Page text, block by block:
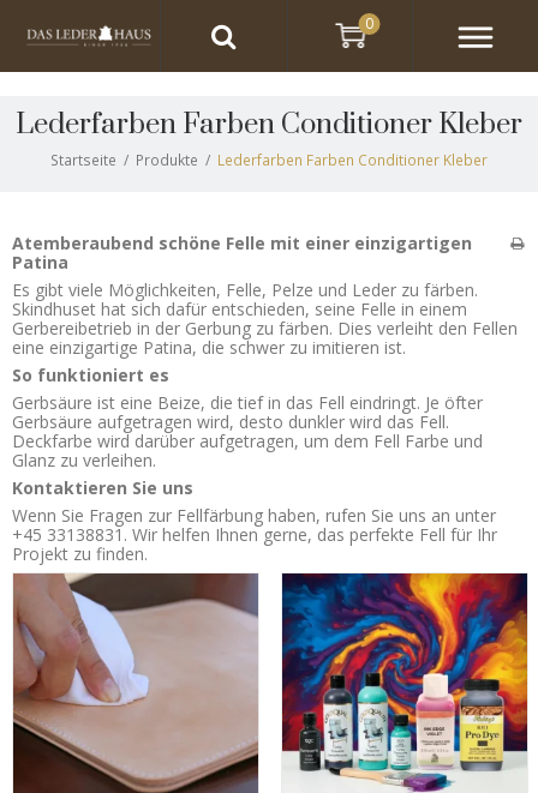
Lederfarben Farben Conditioner Kleber
Startseite / Produkte / Lederfarben Farben Conditioner Kleber
Atemberaubend schöne Felle mit einer einzigartigen
Patina
Es gibt viele Möglichkeiten, Felle, Pelze und Leder zu färben.
Skindhuset hat sich dafür entschieden, seine Felle in einem
Gerbereibetrieb in der Gerbung zu färben. Dies verleiht den Fellen
eine einzigartige Patina, die schwer zu imitieren ist.
So funktioniert es
Gerbsäure ist eine Beize, die tief in das Fell eindringt. Je öfter
Gerbsäure aufgetragen wird, desto dunkler wird das Fell.
Deckfarbe wird darüber aufgetragen, um dem Fell Farbe und
Glanz zu verleihen.
Kontaktieren Sie uns
Wenn Sie Fragen zur Fellfärbung haben, rufen Sie uns an unter
+45 33138831. Wir helfen Ihnen gerne, das perfekte Fell für Ihr
Projekt zu finden.
0